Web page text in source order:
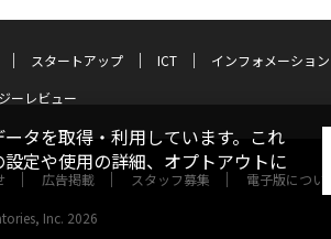
スタートアップ ICT
インフォメーション
ーレビュー
広告掲載 スタッフ募集 電子版について
Inc. 2026
タを取得・利用しています。これ
定や使用の詳細、オプトアウトに